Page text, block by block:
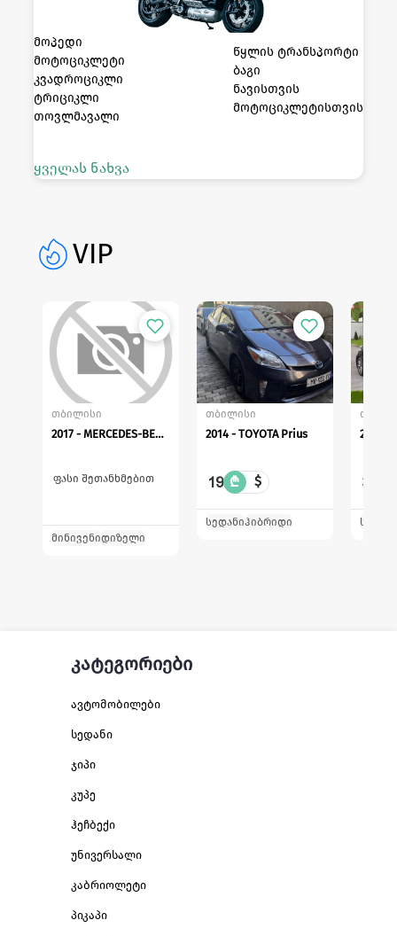
მოპედი
მოტოციკლეტი
კვადროციკლი
ტრიციკლი
თოვლმავალი
წყლის ტრანსპორტი
ბაგი
ნავისთვის
მოტოციკლეტისთვის
ყველას ნახვა
VIP
თბილისი
2017 - MERCEDES-BENZ Vito
ფასი შეთანხმებით
მინივენიდიზელი
თბილისი
2014 - TOYOTA Prius
19 ₾ $
სედანიჰიბრიდი
2017 -
31
კატეგორიები
ავტომობილები
სედანი
ჯიპი
კუპე
ჰეჩბექი
უნივერსალი
კაბრიოლეტი
პიკაპი